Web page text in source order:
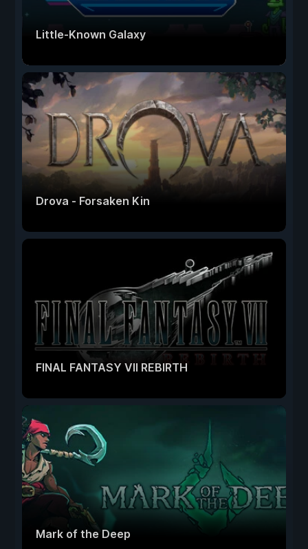
Little-Known Galaxy
Drova - Forsaken Kin
FINAL FANTASY VII REBIRTH
Mark of the Deep